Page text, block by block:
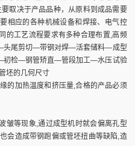
取决于产品品种，从原料到成品需要
相应的各种机械设备和焊接、电气控
的工艺流程要求有多种合理布置,高频
尾剪切―带钢对焊―活套储料―成型
检―钢管矫直―管段加工―水压试验
坯的几何尺寸
加热温度和挤压量,合格的产品必须
等现象,通过成型机时就会偏离孔型
会造成带钢跑偏或管坯扭曲等缺陷,造